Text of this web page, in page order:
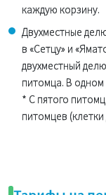
каждую корзину.
Двухместные
в «Сетцу» и
двухместный
питомца. В одном
* С пятого
питомцев